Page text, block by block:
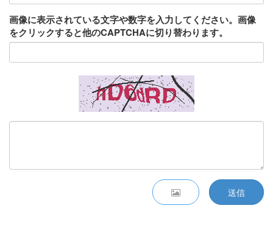
画像に表示されている文字や数字を入力してください。画像
をクリックすると他のCAPTCHAに切り替わります。
送信